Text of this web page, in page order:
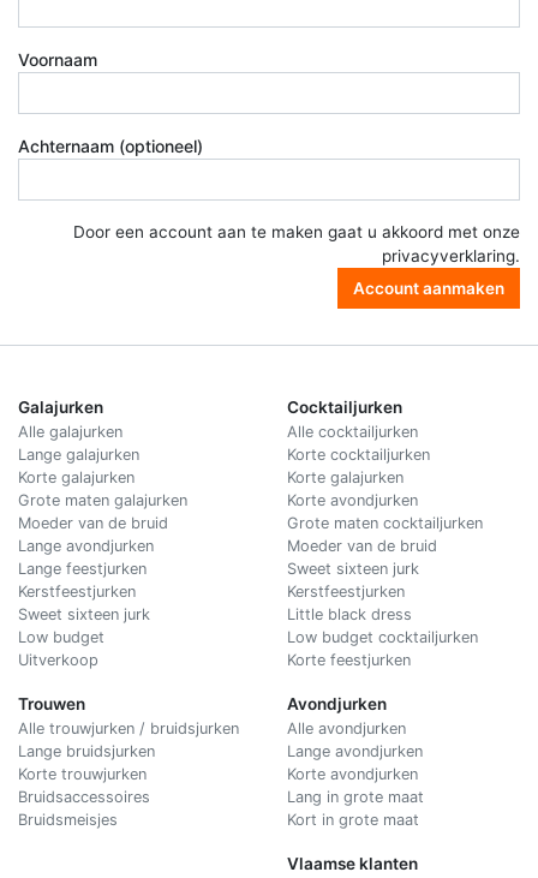
Voornaam
Achternaam (optioneel)
Door een account aan te maken gaat u akkoord met onze
privacyverklaring.
Account aanmaken
Galajurken
Alle galajurken
Lange galajurken
Korte galajurken
Grote maten galajurken
Moeder van de bruid
Lange avondjurken
Lange feestjurken
Kerstfeestjurken
Sweet sixteen jurk
Low budget
Uitverkoop
Trouwen
Alle trouwjurken / bruidsjurken
Lange bruidsjurken
Korte trouwjurken
Bruidsaccessoires
Bruidsmeisjes
Cocktailjurken
Alle cocktailjurken
Korte cocktailjurken
Korte galajurken
Korte avondjurken
Grote maten cocktailjurken
Moeder van de bruid
Sweet sixteen jurk
Kerstfeestjurken
Little black dress
Low budget cocktailjurken
Korte feestjurken
Avondjurken
Alle avondjurken
Lange avondjurken
Korte avondjurken
Lang in grote maat
Kort in grote maat
Vlaamse klanten